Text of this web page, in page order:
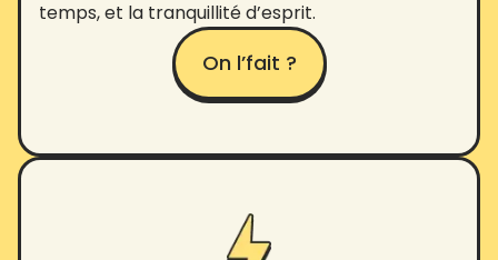
temps, et la tranquillité d’esprit.
On l’fait ?